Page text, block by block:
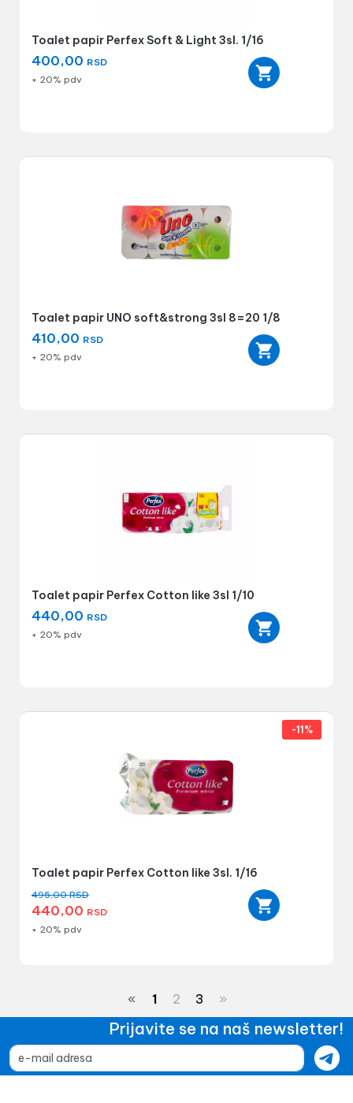
Toalet papir Perfex Soft & Light 3sl. 1/16
400,00 RSD
+ 20% pdv
Toalet papir UNO soft&strong 3sl 8=20 1/8
410,00 RSD
+ 20% pdv
Toalet papir Perfex Cotton like 3sl 1/10
440,00 RSD
+ 20% pdv
Toalet papir Perfex Cotton like 3sl. 1/16
495,00RSD
440,00 RSD
-11%
+ 20% pdv
« 1 2 3 »
Prijavite se na naš newsletter!